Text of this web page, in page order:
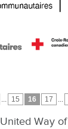
... 15 16 17 ...
United Way